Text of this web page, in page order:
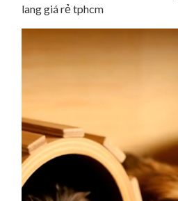
lang giá rẻ tphcm